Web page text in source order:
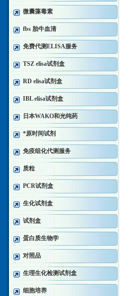
微囊藻毒素
fbs 胎牛血清
免费代测ELISA服务
TSZ elisa试剂盒
RD elisa试剂盒
IBL elisa试剂盒
日本WAKO和光纯药
*原时间试剂
免疫组化代测服务
质粒
PCR试剂盒
生化试剂盒
试剂盒
蛋白质生物学
对照品
生理生化检测试剂盒
细胞培养